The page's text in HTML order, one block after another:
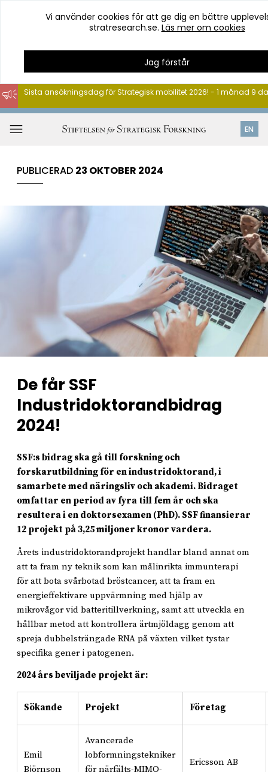
Hoppa
till
innehåll
Vi använder cookies för att ge dig en bättre
stratresearch.se. Läs mer om cookies
Jag förstår
EN
Sista ansökningsdag för Strategisk mobilitet 2026! - 1 månad 9
PUBLICERAD 23 OKTOBER 2024
De får SSF
Industridoktorandbidrag
2024!
SSF:s bidrag ska gå till forskning och
forskarutbildning för en industridoktorand, i
samarbete med näringsliv och akademi. Bidraget
omfattar en period av fyra till fem år och ska
resultera i en doktorsexamen (PhD). SSF finansierar
12 projekt på 3,25 miljoner kronor vardera.
Årets industridoktorandprojekt handlar bland annat om
att ta fram ny teknik som kan målinrikta immunterapi
för att bota svårbotad bröstcancer, att ta fram en
energieffektivare uppvärmning med hjälp av
mikrovågor vid batteritillverkning, samt att utveckla en
hållbar metod att kontrollera ärtmjöldagg genom att
spreja dubbelsträngade RNA på växten vilket tystar
specifika gener i patogenen.
2024 års beviljade projekt är:
Sökande Projekt Företag
Emil
Björnson
Avancerade
lobformningstekniker
för närfälts-MIMO-
Ericsson AB